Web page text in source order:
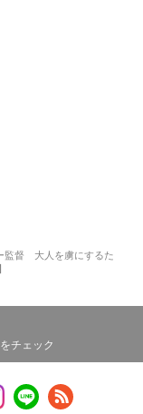
監督 大人を虜にするた
チェック